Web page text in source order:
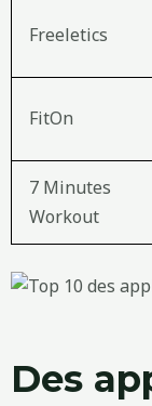
Freeletics
FitOn
7 Minutes
Workout
Des